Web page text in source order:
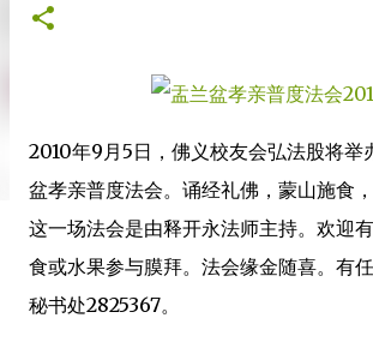
2010年9月5日，佛义校友会弘法股将举
盆孝亲普度法会。诵经礼佛，蒙山施食，
这一场法会是由释开永法师主持。欢迎
食或水果参与膜拜。法会缘金随喜。有
秘书处2825367。